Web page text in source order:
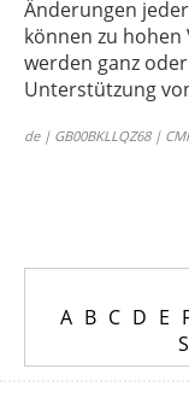
Änderungen
können zu
werden ganz
Unterstützung
de | GB00BKLLQZ68 |
A B C D E
S